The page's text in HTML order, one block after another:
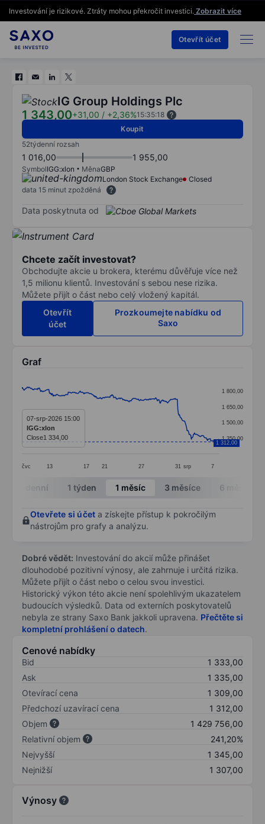
Investování je rizikové. Ztráty mohou překročit investici. Zobrazit více
Otevřít účet
IG Group Holdings Plc
1 343,00+31,00 / +2,36%15:35:18
Koupit
52týdenní rozsah
1 016,00 1 955,00
SymbolIGG:xlon MěnaGBP
London Stock Exchange
Closed
data 15 minut zpožděná
Data poskytnuta od
Chcete začít investovat?
Obchodujte akcie u brokera, kterému důvěřuje více než
1,5 milionu klientů. Investování s sebou nese rizika.
Můžete přijít o část nebo celý vložený kapitál.
Otevřít
účet
Prozkoumejte nabídku od
Saxo
Graf
Line chart with 366 data points.
The chart has 1 X axis displaying categories.
The chart has 1 Y axis displaying values. Data ranges
čvc 13 17 21 27 31 srp 7
1 350,00
1 500,00
1 650,00
1 800,00
1 312,00
07-srp-2026 15:00
IGG:xlon
Close1 334,00
End of interactive chart.
Intradenní 1 týden 1 měsíc 3 měsíce 6 měsíců
Otevřete si účet a získejte přístup k pokročilým
nástrojům pro grafy a analýzu.
Dobré vědět: Investování do akcií může přinášet
dlouhodobé pozitivní výnosy, ale zahrnuje i určitá rizika.
Můžete přijít o část nebo o celou svou investici.
Historický výkon této akcie není spolehlivým ukazatelem
budoucích výsledků. Data od externích poskytovatelů
nebyla ze strany Saxo Bank jakkoli upravena. Přečtěte si
kompletní prohlášení o datech.
Cenové nabídky
Bid
1 333,00
Ask
1 335,00
Otevírací cena
1 309,00
Předchozí uzavírací cena
1 312,00
Objem
1 429 756,00
Relativní objem
241,20%
Nejvyšší
1 345,00
Nejnižší
1 307,00
Výnosy